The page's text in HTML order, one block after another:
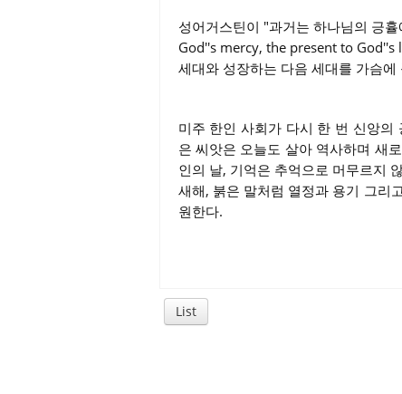
성어거스틴이 "과거는 하나님의 긍
God''s mercy, the present to God''s
세대와 성장하는 다음 세대를 가슴
미주 한인 사회가 다시 한 번 신앙
은 씨앗은 오늘도 살아 역사하며 새
인의 날, 기억은 추억으로 머무르지
새해, 붉은 말처럼 열정과 용기 그리
원한다.
List